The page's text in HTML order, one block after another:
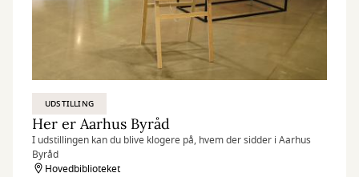
UDSTILLING
Her er Aarhus Byråd
I udstillingen kan du blive klogere på, hvem der sidder i Aarhus
Byråd
Hovedbiblioteket